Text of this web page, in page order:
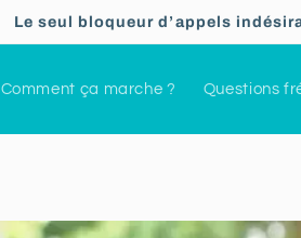
Le seul bloqueur d’appels
Comment ça marche ? Questions